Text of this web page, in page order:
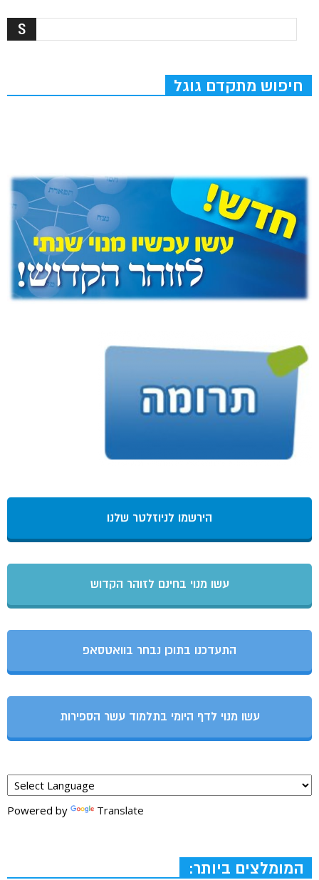
חיפוש מתקדם גוגל
הירשמו לניוזלטר שלנו
עשו מנוי בחינם לזוהר הקדוש
התעדכנו בתוכן נבחר בוואטסאפ
עשו מנוי לדף היומי בתלמוד עשר הספירות
Powered by Translate
המומלצים ביותר: